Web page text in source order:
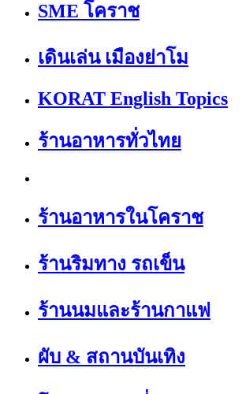
SME โคราช
เดินเล่น เมืองย่าโม
KORAT English Topics
ร้านอาหารทั่วไทย
ร้านอาหารในโคราช
ร้านริมทาง รถเข็น
ร้านนมและร้านกาแฟ
ผับ & สถานบันเทิง